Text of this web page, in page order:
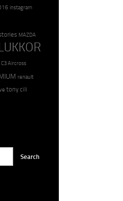
instagram
MAZDA
Aircross
renault
tony cili